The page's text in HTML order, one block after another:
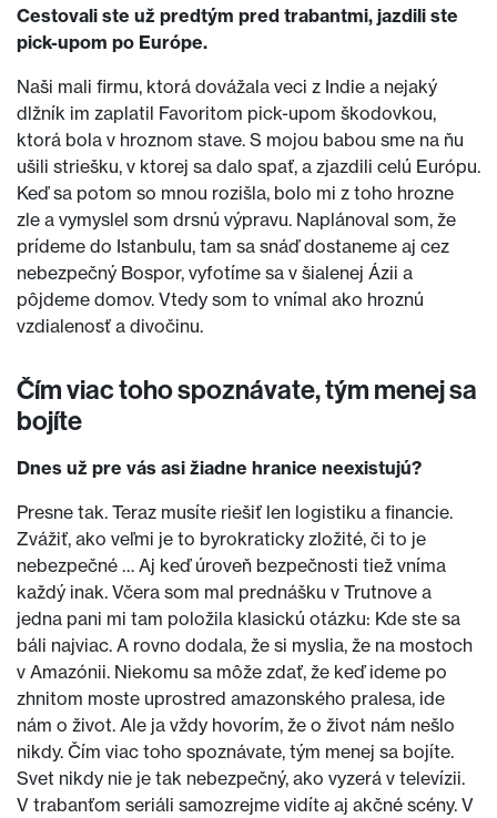
Cestovali ste už predtým pred trabantmi, jazdili ste
pick-upom po Európe.
Naši mali firmu, ktorá dovážala veci z Indie a nejaký
dlžník im zaplatil Favoritom pick-upom škodovkou,
ktorá bola v hroznom stave. S mojou babou sme na ňu
ušili striešku, v ktorej sa dalo spať, a zjazdili celú Európu.
Keď sa potom so mnou rozišla, bolo mi z toho hrozne
zle a vymyslel som drsnú výpravu. Naplánoval som, že
prídeme do Istanbulu, tam sa snáď dostaneme aj cez
nebezpečný Bospor, vyfotíme sa v šialenej Ázii a
pôjdeme domov. Vtedy som to vnímal ako hroznú
vzdialenosť a divočinu.
Čím viac toho spoznávate, tým menej sa
bojíte
Dnes už pre vás asi žiadne hranice neexistujú?
Presne tak. Teraz musíte riešiť len logistiku a financie.
Zvážiť, ako veľmi je to byrokraticky zložité, či to je
nebezpečné … Aj keď úroveň bezpečnosti tiež vníma
každý inak. Včera som mal prednášku v Trutnove a
jedna pani mi tam položila klasickú otázku: Kde ste sa
báli najviac. A rovno dodala, že si myslia, že na mostoch
v Amazónii. Niekomu sa môže zdať, že keď ideme po
zhnitom moste uprostred amazonského pralesa, ide
nám o život. Ale ja vždy hovorím, že o život nám nešlo
nikdy. Čím viac toho spoznávate, tým menej sa bojíte.
Svet nikdy nie je tak nebezpečný, ako vyzerá v televízii.
V trabanťom seriáli samozrejme vidíte aj akčné scény. V